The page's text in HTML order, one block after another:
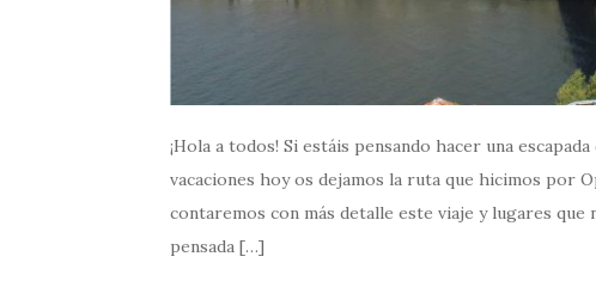
¡Hola a todos! Si estáis pensando hacer una
vacaciones hoy os dejamos la ruta que hicimos por
contaremos con más detalle este viaje y lugares
pensada […]